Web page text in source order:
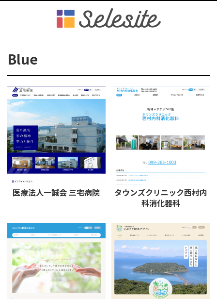
Blue
医療法人一誠会 三宅病院
タウンズクリニック西村内
科消化器科